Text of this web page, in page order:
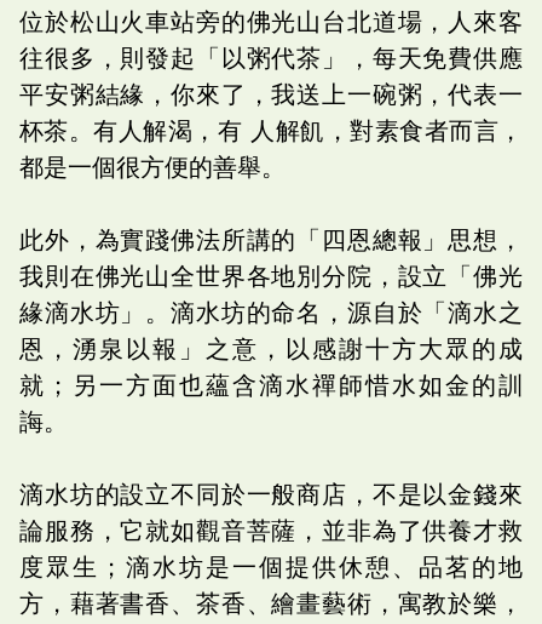
位於松山火車站旁的佛光山台北道場，人來客
往很多，則發起「以粥代茶」，每天免費供應
平安粥結緣，你來了，我送上一碗粥，代表一
杯茶。有人解渴，有‭ ‬人解飢，對素食者而言，
都是一個很方便的善舉。
此外，為實踐佛法所講的「四恩總報」思想，
我則在佛光山全世界各地別分院，設立「佛光
緣滴水坊」。滴水坊的命名，源自於「滴水之
恩，湧泉以報」之意，以感謝十方大眾的成
就；另一方面也蘊含滴水禪師惜水如金的訓
誨。
滴水坊的設立不同於一般商店，不是以金錢來
論服務，它就如觀音菩薩，並非為了供養才救
度眾生；滴水坊是一個提供休憩、品茗的地
方，藉著書香、茶香、繪畫藝術，寓教於樂，